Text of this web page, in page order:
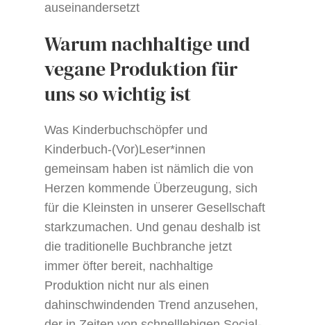
auseinandersetzt
Warum nachhaltige und
vegane Produktion für
uns so wichtig ist
Was Kinderbuchschöpfer und
Kinderbuch-(Vor)Leser*innen
gemeinsam haben ist nämlich die von
Herzen kommende Überzeugung, sich
für die Kleinsten in unserer Gesellschaft
starkzumachen. Und genau deshalb ist
die traditionelle Buchbranche jetzt
immer öfter bereit, nachhaltige
Produktion nicht nur als einen
dahinschwindenden Trend anzusehen,